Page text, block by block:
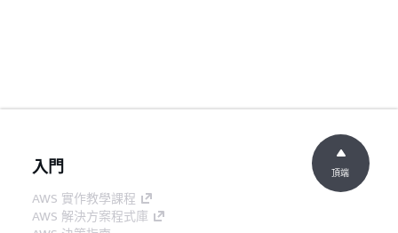
入門
AWS 實作教學課程
AWS 解決方案程式庫
頂端